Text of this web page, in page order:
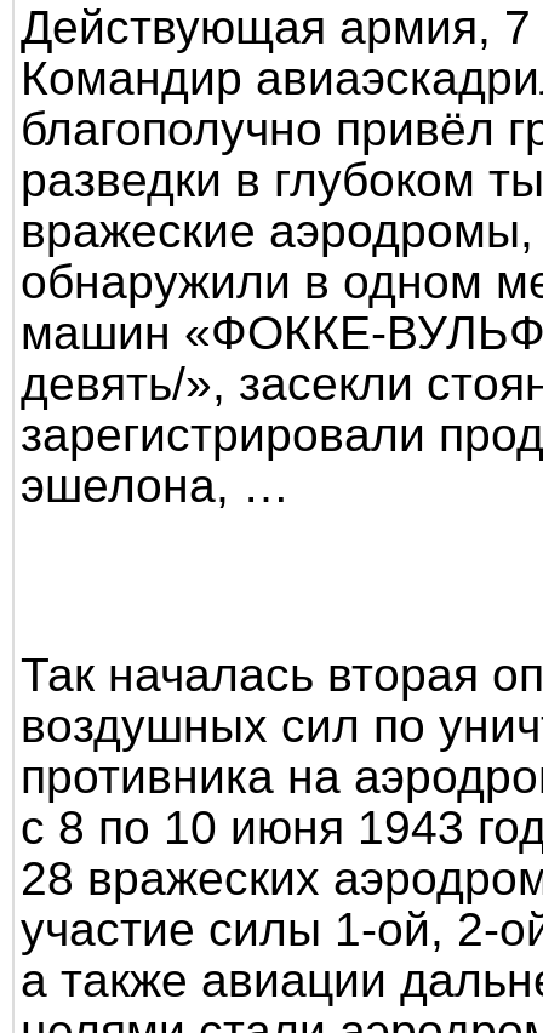
Действующая армия,
Командир
благополучно привёл
разведки в глубоком
вражеские
обнаружили в одном
машин «ФОККЕ-ВУЛЬФ-
девять/», засекли
зарегистрировали
эшелона, …
Так началась вторая
воздушных сил по
противника на
с 8 по 10 июня 1943
28 вражеских
участие силы 1-ой, 2-
а также авиации